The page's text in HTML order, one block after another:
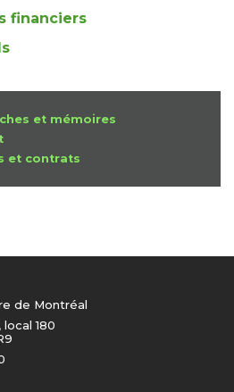
financiers
et mémoires
et contrats
de Montréal
180